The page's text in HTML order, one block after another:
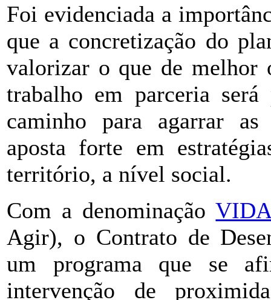
Foi evidenciada a
que a concretização do
valorizar o que de melhor
trabalho em parceria
caminho para agarrar as
aposta forte em
território, a nível social.
Com a denominaçãoVIDA
Agir), o Contrato de
um programa que se
intervenção de